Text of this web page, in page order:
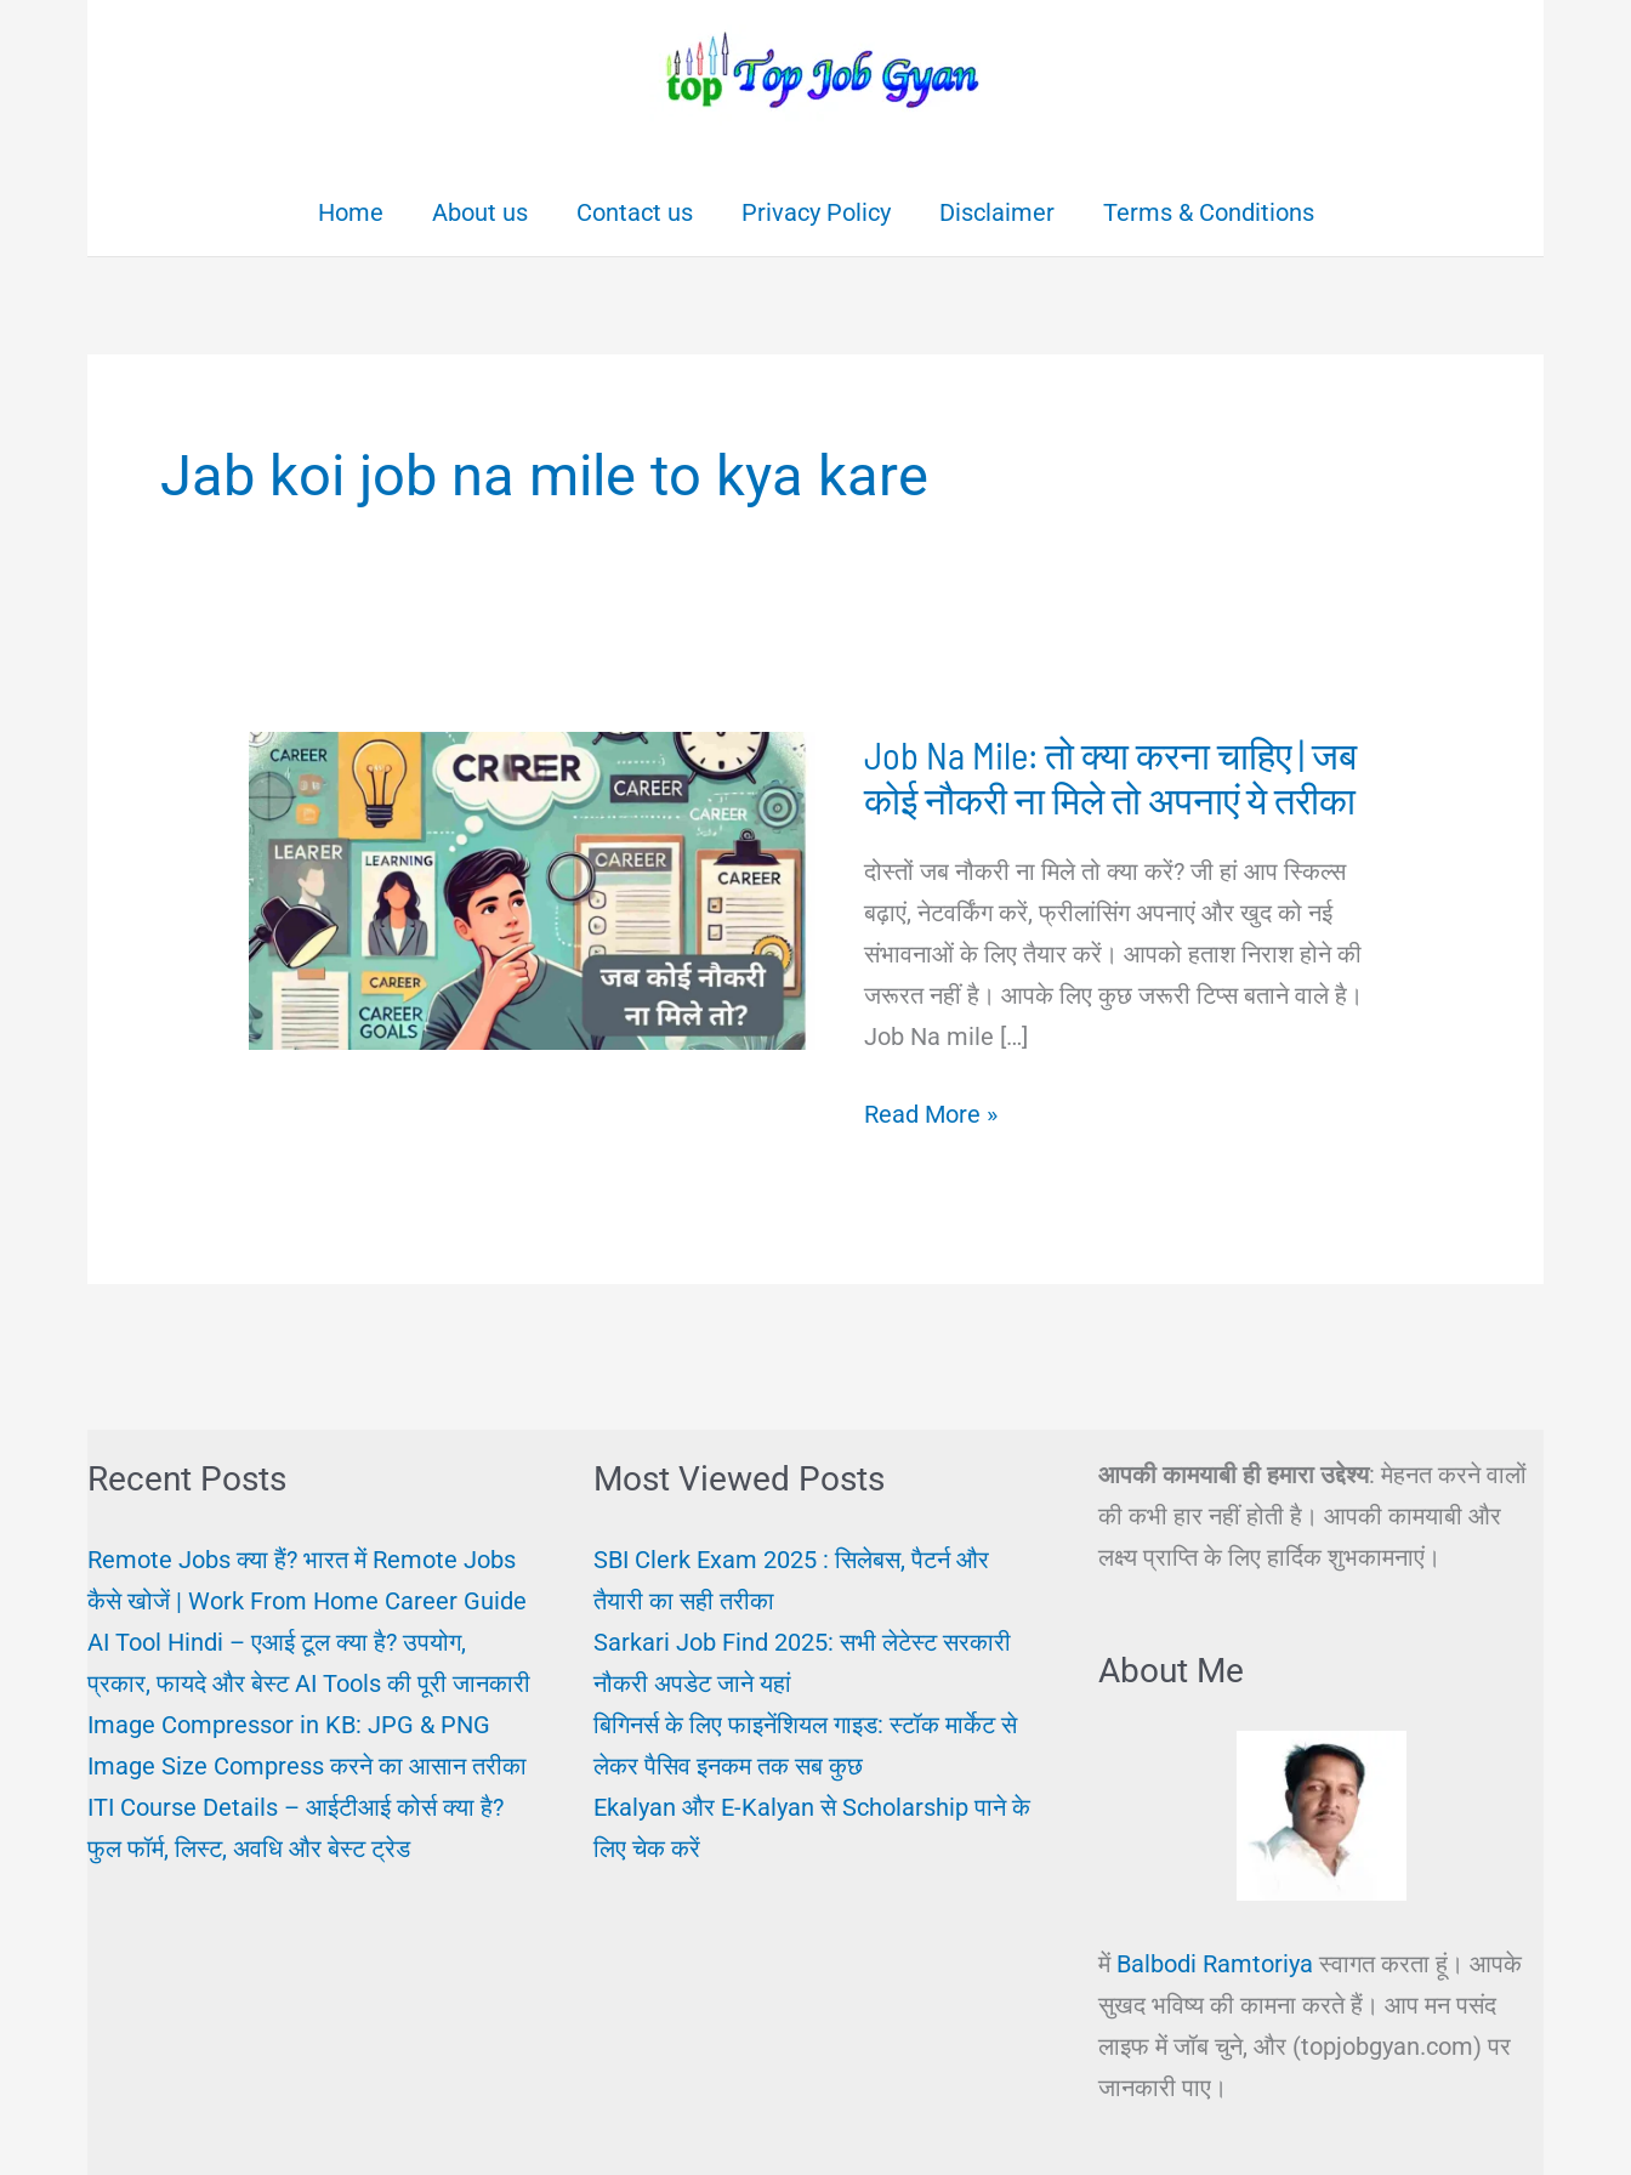
Home About us Contact us Privacy Policy Disclaimer Terms & Conditions
Jab koi job na mile to kya kare
Job Na Mile: तो क्या करना चाहिए | जब
कोई नौकरी ना मिले तो अपनाएं ये तरीका
दोस्तों जब नौकरी ना मिले तो क्या करें? जी हां आप स्किल्स
बढ़ाएं, नेटवर्किंग करें, फ्रीलांसिंग अपनाएं और खुद को नई
संभावनाओं के लिए तैयार करें। आपको हताश निराश होने की
जरूरत नहीं है। आपके लिए कुछ जरूरी टिप्स बताने वाले है।
Job Na mile […]
Job
कोई
ना
तो
ये
Read More »
Recent Posts
Remote Jobs क्या हैं? भारत में Remote Jobs
कैसे खोजें | Work From Home Career Guide
AI Tool Hindi – एआई टूल क्या है? उपयोग,
प्रकार, फायदे और बेस्ट AI Tools की पूरी जानकारी
Image Compressor in KB: JPG & PNG
Image Size Compress करने का आसान तरीका
ITI Course Details – आईटीआई कोर्स क्या है?
फुल फॉर्म, लिस्ट, अवधि और बेस्ट ट्रेड
Most Viewed Posts
SBI Clerk Exam 2025 : सिलेबस, पैटर्न और
तैयारी का सही तरीका
Sarkari Job Find 2025: सभी लेटेस्ट सरकारी
नौकरी अपडेट जाने यहां
बिगिनर्स के लिए फाइनेंशियल गाइड: स्टॉक मार्केट से
लेकर पैसिव इनकम तक सब कुछ
Ekalyan और E-Kalyan से Scholarship पाने के
लिए चेक करें
आपकी कामयाबी ही हमारा उद्देश्य: मेहनत करने वालों
की कभी हार नहीं होती है। आपकी कामयाबी और
लक्ष्य प्राप्ति के लिए हार्दिक शुभकामनाएं।
About Me
में Balbodi Ramtoriya स्वागत करता हूं। आपके
सुखद भविष्य की कामना करते हैं। आप मन पसंद
लाइफ में जॉब चुने, और (topjobgyan.com) पर
जानकारी पाए।